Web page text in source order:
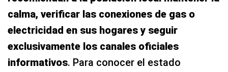
calma, verificar las conexiones de gas o
electricidad en sus hogares y seguir
exclusivamente los canales oficiales
informativos. Para conocer el estado